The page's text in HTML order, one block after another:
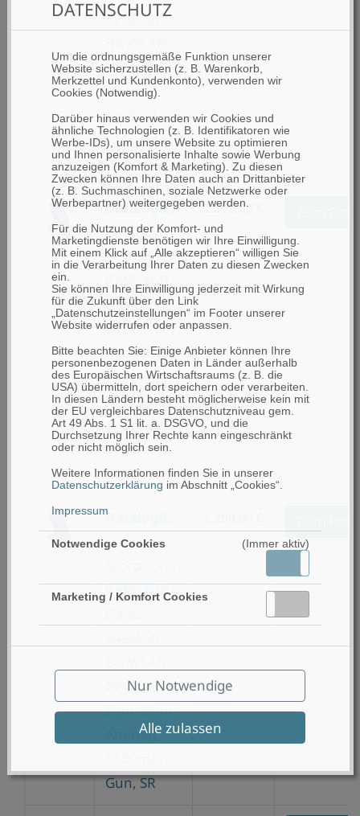
DATENSCHUTZ
Um die ordnungsgemäße Funktion unserer
Website sicherzustellen (z. B. Warenkorb,
Merkzettel und Kundenkonto), verwenden wir
Cookies (Notwendig).
Darüber hinaus verwenden wir Cookies und
ähnliche Technologien (z. B. Identifikatoren wie
Werbe-IDs), um unsere Website zu optimieren
und Ihnen personalisierte Inhalte sowie Werbung
anzuzeigen (Komfort & Marketing). Zu diesen
Zwecken können Ihre Daten auch an Drittanbieter
(z. B. Suchmaschinen, soziale Netzwerke oder
Werbepartner) weitergegeben werden.
Für die Nutzung der Komfort- und
Marketingdienste benötigen wir Ihre Einwilligung.
Mit einem Klick auf „Alle akzeptieren“ willigen Sie
in die Verarbeitung Ihrer Daten zu diesen Zwecken
ein.
Sie können Ihre Einwilligung jederzeit mit Wirkung
für die Zukunft über den Link
„Datenschutzeinstellungen“ im Footer unserer
Website widerrufen oder anpassen.
Bitte beachten Sie: Einige Anbieter können Ihre
personenbezogenen Daten in Länder außerhalb
des Europäischen Wirtschaftsraums (z. B. die
USA) übermitteln, dort speichern oder verarbeiten.
In diesen Ländern besteht möglicherweise kein mit
der EU vergleichbares Datenschutzniveau gem.
Art 49 Abs. 1 S1 lit. a. DSGVO, und die
Durchsetzung Ihrer Rechte kann eingeschränkt
oder nicht möglich sein.
Weitere Informationen finden Sie in unserer
Datenschutzerklärung im Abschnitt „Cookies“.
Impressum
Notwendige Cookies (Immer aktiv)
Marketing / Komfort Cookies
Nur Notwendige
Alle zulassen
32GB, 2D,
NFC,
Alpha.,
Android,
6150mAh,
Gun
Datalogic
Datalogic
Skorpio X5,
RAM: 4GB,
Flash:
64GB, 2D,
Imager, BT,
WLAN,
NFC, Num.,
Android,
6150mAh,
Gun
1.209,00 €
Datalogic
Datalogic
RAM: 4GB,
NFC,
Func.Num.,
Android,
Gun, SR